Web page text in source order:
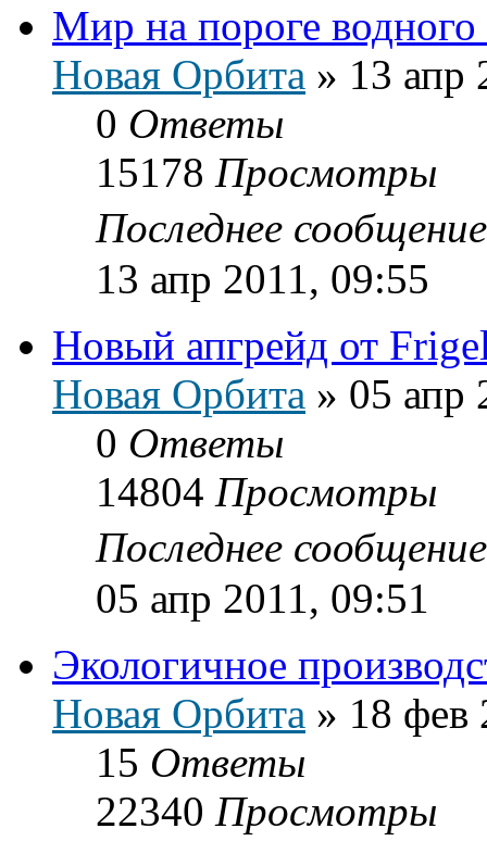
Мир на пороге водного
Новая Орбита » 13 апр
0 Ответы
15178 Просмотры
Последнее
13 апр 2011, 09:55
Новый апгрейд от
Новая Орбита » 05 апр
0 Ответы
14804 Просмотры
Последнее
05 апр 2011, 09:51
Экологичное
Новая Орбита » 18 фев
15 Ответы
22340 Просмотры